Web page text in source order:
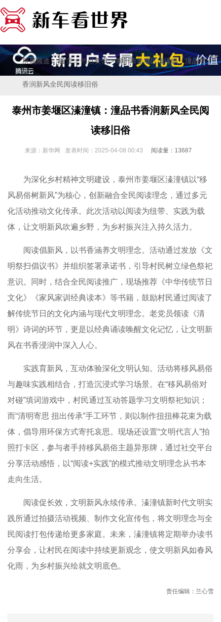
所属频道：首页>热点资讯> 泰州市姜堰区溱潼镇：潼品书
香润新风全民阅读移旧俗
泰州市姜堰区溱潼镇：潼品书香润新风全民阅
读移旧俗
来源：新华网 发表时间：2025-04-08 00:43 阅读量：13687
为深化乡村精神文明建设，泰州市姜堰区溱潼镇以“移
风易俗树新风”为核心，创新融合全民阅读理念，通过多元
化活动推动文化传承。此次活动以阅读为纽带、实践为载
体，让文明新风吹遍乡野，为乡村振兴注入持久活力。
阅读倡新风，以书香涵养文明理念。活动通过发放《文
明祭扫倡议书》并组织签署承诺书，引导村民树立绿色祭祀
意识。同时，结合全民阅读推广，现场推荐《中华传统节日
文化》《家风家训经典读本》等书籍，鼓励村民通过阅读了
解传统节日的文化内涵与现代文明理念。老党员领读《清
明》诗词的环节，更是以经典诵读唤醒文化记忆，让文明新
风在书香浸润中深入人心。
实践育新风，互动体验深化文明认知。活动将移风易俗
与趣味实践相结合，打造沉浸式学习场景。在“移风易俗对
对碰”填词游戏中，村民通过互动答题学习文明祭祀知识；
而“清明寄思 扭出传承”手工环节，则以制作扭扭棒花束为载
体，倡导用环保方式寄托哀思。现场还设置“文明代言人”拍
照打卡区，参与者手持移风易俗主题异形牌，通过社交平台
分享活动感悟，以“阅读+实践”的模式推动文明理念从书本
走向生活。
阅读促长效，文明新风永续传承。溱潼镇新时代文明实
践所通过拍摄活动视频、制作文化宣传包，将文明理念与全
民阅读打包传递给更多家庭。未来，溱潼镇将定期举办读书
分享会，让村民在阅读中持续更新观念，使文明新风如春风
化雨，为乡村振兴绘就文明底色。
责任编辑：兰心雪